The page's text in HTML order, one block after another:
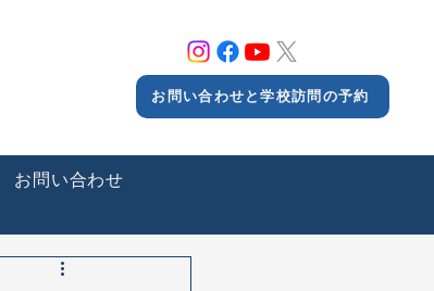
お問い合わせと学校訪問の予約
お問い合わせ